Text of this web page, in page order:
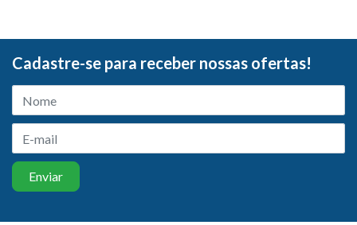
Cadastre-se para receber nossas ofertas!